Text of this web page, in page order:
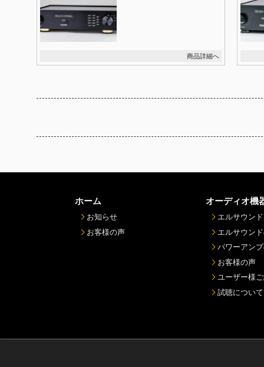
商品詳細へ
ホーム
お知らせ
お客様の声
オーディオ機
エルサウン
エルサウン
パワーアン
お客様の声
ユーザー様
試聴について